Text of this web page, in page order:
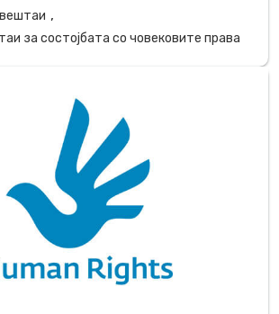
,
за состојбата со човековите права